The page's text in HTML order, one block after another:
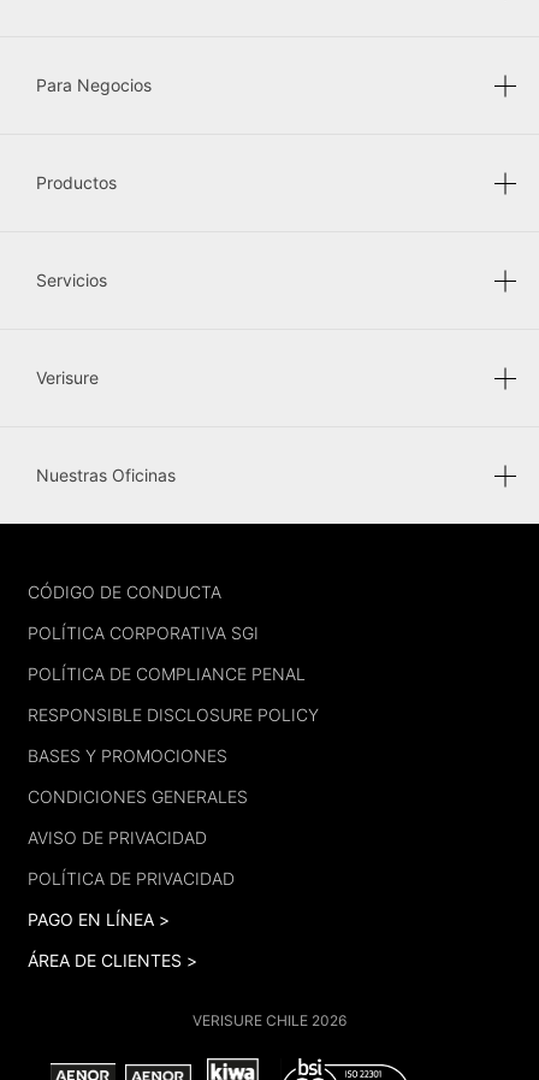
Para Negocios
Productos
Servicios
Verisure
Nuestras Oficinas
FOOTER
CÓDIGO DE CONDUCTA
POLÍTICA CORPORATIVA SGI
POLÍTICA DE COMPLIANCE PENAL
RESPONSIBLE DISCLOSURE POLICY
BASES Y PROMOCIONES
CONDICIONES GENERALES
AVISO DE PRIVACIDAD
POLÍTICA DE PRIVACIDAD
PAGO EN LÍNEA >
ÁREA DE CLIENTES >
VERISURE CHILE 2026